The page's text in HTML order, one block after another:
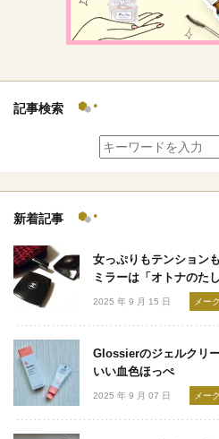
記事検索
新着記事
女っぷりもテンション
ミラーは「オトナのた
2025 年 9 月 15 日 メー
Glossierのジェルクリ
いい血色ほっぺ
2025 年 9 月 07 日 メー